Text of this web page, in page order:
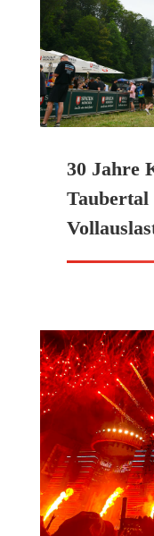
30 Jahre
Taubertal